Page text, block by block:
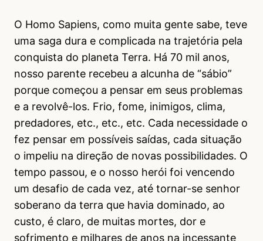
O Homo Sapiens, como muita gente sabe, teve
uma saga dura e complicada na trajetória pela
conquista do planeta Terra. Há 70 mil anos,
nosso parente recebeu a alcunha de “sábio”
porque começou a pensar em seus problemas
e a revolvê-los. Frio, fome, inimigos, clima,
predadores, etc., etc., etc. Cada necessidade o
fez pensar em possíveis saídas, cada situação
o impeliu na direção de novas possibilidades. O
tempo passou, e o nosso herói foi vencendo
um desafio de cada vez, até tornar-se senhor
soberano da terra que havia dominado, ao
custo, é claro, de muitas mortes, dor e
sofrimento e milhares de anos na incessante